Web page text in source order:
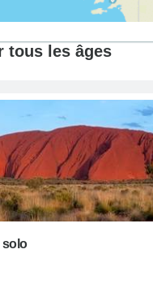
tous les âges
solo